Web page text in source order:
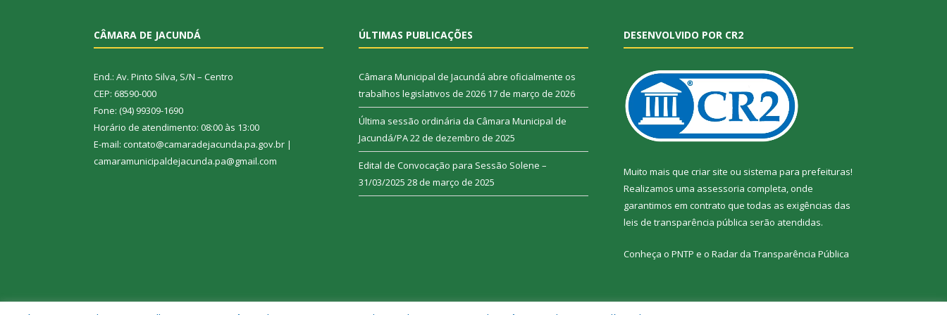
CÂMARA DE JACUNDÁ
End.: Av. Pinto Silva, S/N – Centro
CEP: 68590-000
Fone: (94) 99309-1690
Horário de atendimento: 08:00 às 13:00
E-mail: contato@camaradejacunda.pa.gov.br |
camaramunicipaldejacunda.pa@gmail.com
ÚLTIMAS PUBLICAÇÕES
Câmara Municipal de Jacundá abre oficialmente os
trabalhos legislativos de 2026 17 de março de 2026
Última sessão ordinária da Câmara Municipal de
Jacundá/PA22 de dezembro de 2025
Edital de Convocação para Sessão Solene –
31/03/2025 28 de março de 2025
DESENVOLVIDO POR CR2
Muito mais que criar site ou sistema para prefeituras!
Realizamos uma assessoria completa, onde
garantimos em contrato que todas as exigências das
leis de transparência pública serão atendidas.
Conheça o PNTP e o Radar da Transparência Pública